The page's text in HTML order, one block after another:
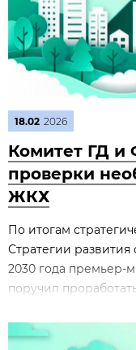
18.02 2026
Комитет ГД и
проверки
ЖКХ
По итогам
Стратегии
2030 года
поручил